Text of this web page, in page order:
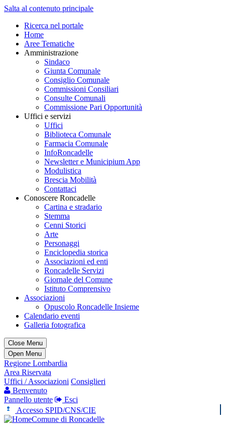
Salta al contenuto principale
Ricerca nel portale
Home
Aree Tematiche
Amministrazione
Sindaco
Giunta Comunale
Consiglio Comunale
Commissioni Consiliari
Consulte Comunali
Commissione Pari Opportunità
Uffici e servizi
Uffici
Biblioteca Comunale
Farmacia Comunale
InfoRoncadelle
Newsletter e Municipium App
Modulistica
Brescia Mobilità
Contattaci
Conoscere Roncadelle
Cartina e stradario
Stemma
Cenni Storici
Arte
Personaggi
Enciclopedia storica
Associazioni ed enti
Roncadelle Servizi
Giornale del Comune
Istituto Comprensivo
Associazioni
Opuscolo Roncadelle Insieme
Calendario eventi
Galleria fotografica
Close Menu
Open Menu
Regione Lombardia
Area Riservata
Uffici / Associazioni Consiglieri
Benvenuto
Pannello utente
Esci
Accesso SPID/CNS/CIE
Comune di Roncadelle